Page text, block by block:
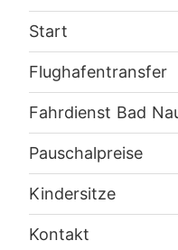
Start
Flughafentransfer
Fahrdienst Bad
Pauschalpreise
Kindersitze
Kontakt